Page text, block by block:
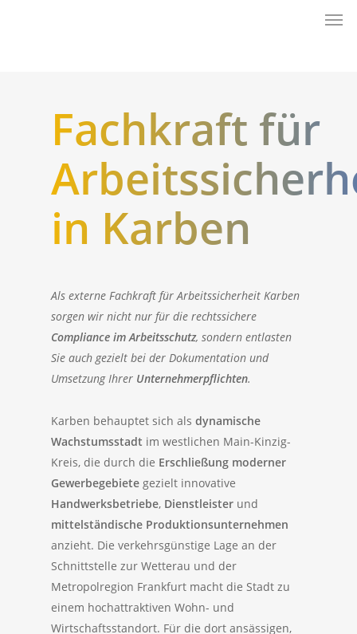
Fachkraft für
in Karben
Als externe Fachkraft für Arbeitssicherheit Karben
sorgen wir nicht nur für die rechtssichere
Compliance im Arbeitsschutz, sondern entlasten
Sie auch gezielt bei der Dokumentation und
Umsetzung Ihrer Unternehmerpflichten.
Karben behauptet sich als dynamische
Wachstumsstadt im westlichen Main-Kinzig-
Kreis, die durch die Erschließung moderner
Gewerbegebiete gezielt innovative
Handwerksbetriebe, Dienstleister und
mittelständische Produktionsunternehmen
anzieht. Die verkehrsgünstige Lage an der
Schnittstelle zur Wetterau und der
Metropolregion Frankfurt macht die Stadt zu
einem hochattraktiven Wohn- und
Wirtschaftsstandort. Für die dort ansässigen,